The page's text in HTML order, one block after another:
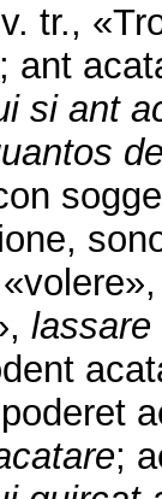
tr.,
; ant
si ant
lassare
;